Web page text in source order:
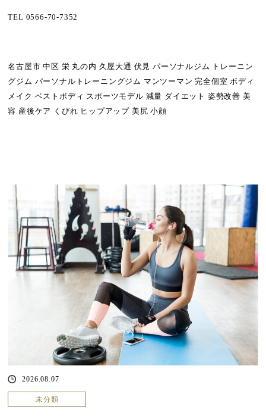
TEL 0566-70-7352
名古屋市 中区 栄 丸の内 久屋大通 伏見 パーソナルジム トレーニン
グジム パーソナルトレーニングジム マンツーマン 完全個室 ボディ
メイク ベストボディ スポーツモデル 減量 ダイエット 姿勢改善 美
容 産後ケア くびれ ヒップアップ 美尻 小顔
2026.08.07
未分類